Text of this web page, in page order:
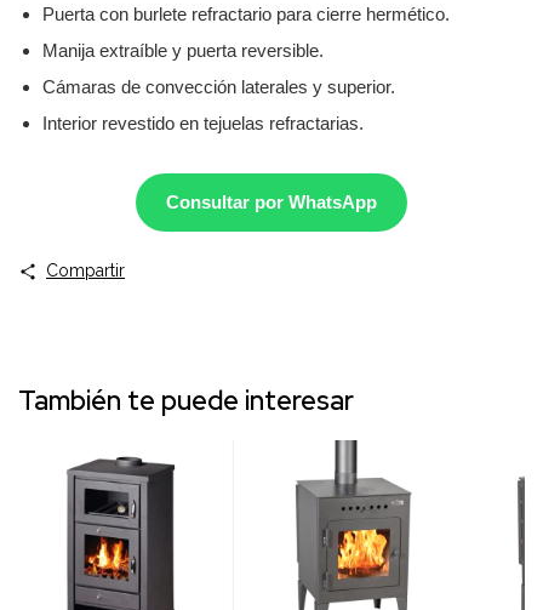
Puerta con burlete refractario para cierre hermético.
Manija extraíble y puerta reversible.
Cámaras de convección laterales y superior.
Interior revestido en tejuelas refractarias.
Consultar por WhatsApp
Compartir
También te puede interesar